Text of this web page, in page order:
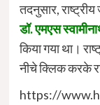
तदनुसार,
डॉ. एमएस
किया गया था।
नीचे क्लिक करके
https://